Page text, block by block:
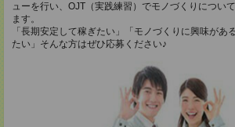
ューを行い、OJT（実践練習）でモノづくりについ
ます。
「長期安定して稼ぎたい」「モノづくりに興味があ
たい」そんな方はぜひ応募ください♪